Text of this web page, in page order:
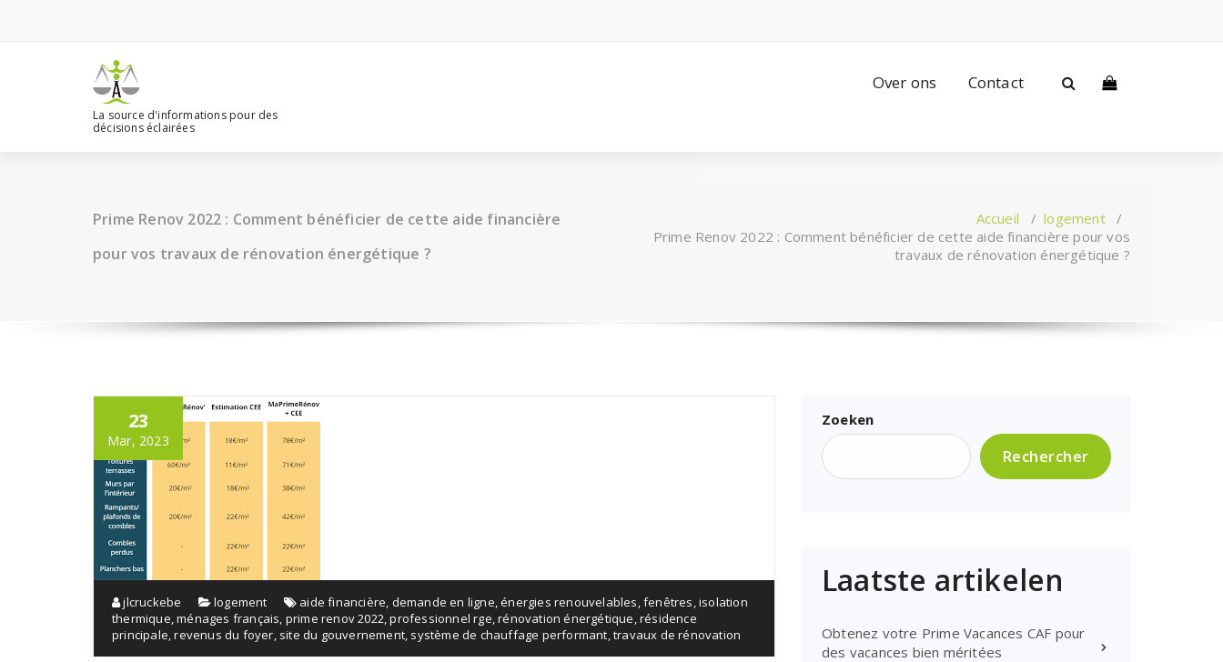
contenu
La source d'informations pour des
décisions éclairées
Over ons Contact
Prime Renov 2022 : Comment bénéficier de cette aide financière
pour vos travaux de rénovation énergétique ?
Accueil /logement/
Prime Renov 2022 : Comment bénéficier de cette aide financière pour vos
travaux de rénovation énergétique ?
23
Mar, 2023
jlcruckebe logement aide financière, demande en ligne,énergies renouvelables,fenêtres,isolation
thermique,ménages français, prime renov 2022,professionnel rge,rénovation énergétique,résidence
principale,revenus du foyer, site du gouvernement, système de chauffage performant,travaux de rénovation
Zoeken
Rechercher
Laatste artikelen
Obtenez votre Prime Vacances CAF pour
des vacances bien méritées